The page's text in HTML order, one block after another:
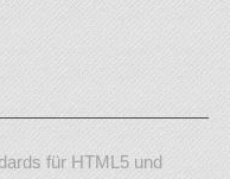
für HTML5 und